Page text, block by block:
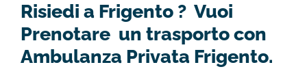
Risiedi a Frigento ? Vuoi
Prenotare un trasporto con
Ambulanza Privata Frigento.